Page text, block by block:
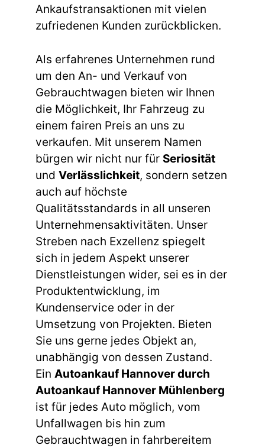
Ankaufstransaktionen mit vielen
zufriedenen Kunden zurückblicken.
Als erfahrenes Unternehmen rund
um den An- und Verkauf von
Gebrauchtwagen bieten wir Ihnen
die Möglichkeit, Ihr Fahrzeug zu
einem fairen Preis an uns zu
verkaufen. Mit unserem Namen
bürgen wir nicht nur für Seriosität
und Verlässlichkeit, sondern setzen
auch auf höchste
Qualitätsstandards in all unseren
Unternehmensaktivitäten. Unser
Streben nach Exzellenz spiegelt
sich in jedem Aspekt unserer
Dienstleistungen wider, sei es in der
Produktentwicklung, im
Kundenservice oder in der
Umsetzung von Projekten. Bieten
Sie uns gerne jedes Objekt an,
unabhängig von dessen Zustand.
Ein Autoankauf Hannover durch
Autoankauf Hannover Mühlenberg
ist für jedes Auto möglich, vom
Unfallwagen bis hin zum
Gebrauchtwagen in fahrbereitem